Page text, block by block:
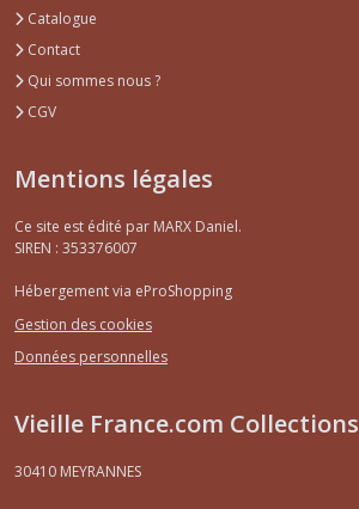
Catalogue
Contact
Qui sommes nous ?
CGV
Mentions légales
Ce site est édité par MARX Daniel.
SIREN : 353376007
Hébergement via eProShopping
Gestion des cookies
Données personnelles
Vieille France.com Collections
30410 MEYRANNES